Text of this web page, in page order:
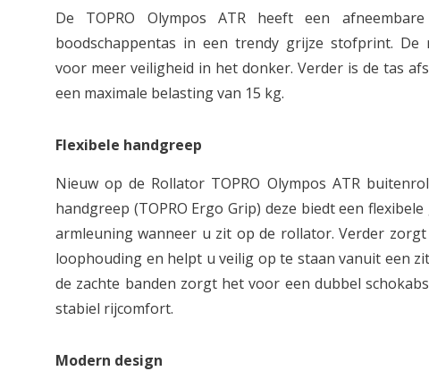
De TOPRO Olympos ATR heeft een
boodschappentas in een trendy grijze stofprint. De
voor meer veiligheid in het donker. Verder is de tas
een maximale belasting van 15 kg.
Flexibele handgreep
Nieuw op de Rollator TOPRO Olympos ATR
handgreep (TOPRO Ergo Grip) deze biedt een
armleuning wanneer u zit op de rollator. Verder
loophouding en helpt u veilig op te staan vanuit een
de zachte banden zorgt het voor een dubbel
stabiel rijcomfort.
Modern design